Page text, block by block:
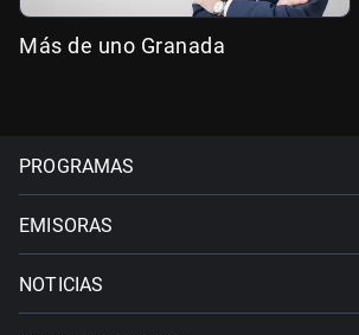
Más de uno Granada
PROGRAMAS
EMISORAS
NOTICIAS